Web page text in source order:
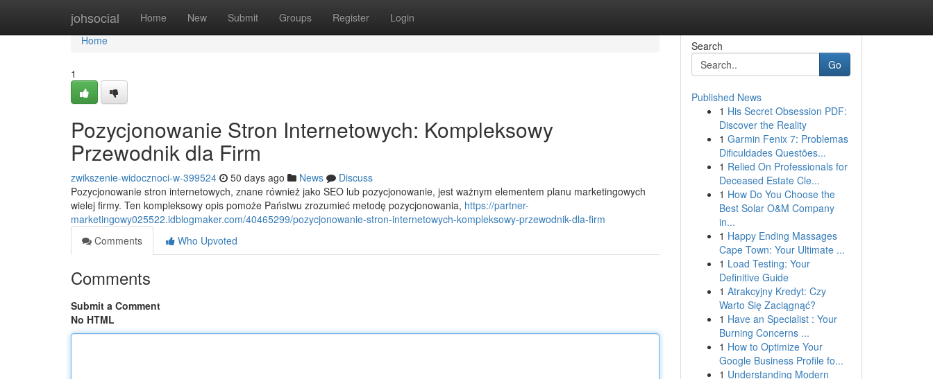
johsocial Home New Submit Groups Register Login
Home
Home
1
Pozycjonowanie Stron Internetowych: Kompleksowy
Przewodnik dla Firm
zwikszenie-widocznoci-w-399524 50 days ago News
Discuss
Pozycjonowanie stron internetowych, znane również jako SEO lub pozycjonowanie, jest ważnym elementem planu marketingowych
wielej firmy. Ten kompleksowy opis pomoże Państwu zrozumieć metodę pozycjonowania, https://partner-
marketingowy025522.idblogmaker.com/40465299/pozycjonowanie-stron-internetowych-kompleksowy-przewodnik-dla-firm
Comments
Who Upvoted
Comments
Submit a Comment
No HTML
Search
Go
Published News
1 His Secret Obsession PDF:
Discover the Reality
1 Garmin Fenix 7: Problemas
Dificuldades Questões...
1 Relied On Professionals for
Deceased Estate Cle...
1 How Do You Choose the
Best Solar O&M Company
in...
1 Happy Ending Massages
Cape Town: Your Ultimate ...
1 Load Testing: Your
Definitive Guide
1 Atrakcyjny Kredyt: Czy
Warto Się Zaciągnąć?
1 Have an Specialist : Your
Burning Concerns ...
1 How to Optimize Your
Google Business Profile fo...
1 Understanding Modern